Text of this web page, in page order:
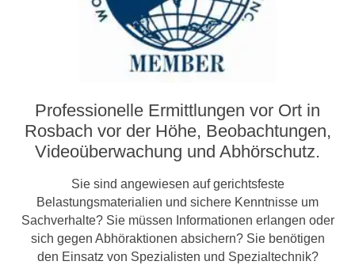
Professionelle Ermittlungen vor Ort in
Rosbach vor der Höhe, Beobachtungen,
Video­­überwachung und Abhörschutz.
Sie sind angewiesen auf gerichtsfeste
Belastungsmaterialien und sichere Kenntnisse um
Sachverhalte? Sie müssen Informationen erlangen oder
sich gegen Abhöraktionen absichern? Sie benötigen
den Einsatz von Spezialisten und Spezialtechnik?